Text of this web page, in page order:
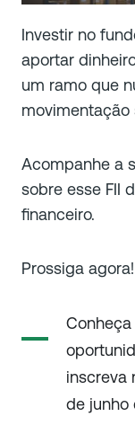
Investir no
aportar
um ramo que
movimentação
Acompanhe a
sobre esse FII
financeiro.
Prossiga agora!
inscreva
de junho